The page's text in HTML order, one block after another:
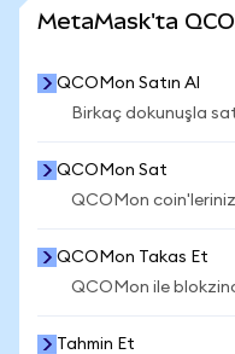
MetaMask'ta
QCOMon Satın Al
Birkaç dokunuşla
QCOMon Sat
QCOMon
QCOMon Takas Et
QCOMon ile
Tahmin Et